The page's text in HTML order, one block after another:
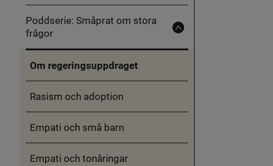
Publikationer
föräldraskapsstöd
Poddserie: Småprat om stora
frågor
Fäll
Poddserie:
frågor
Om regeringsuppdraget
Rasism och adoption
Empati och små barn
Empati och tonåringar